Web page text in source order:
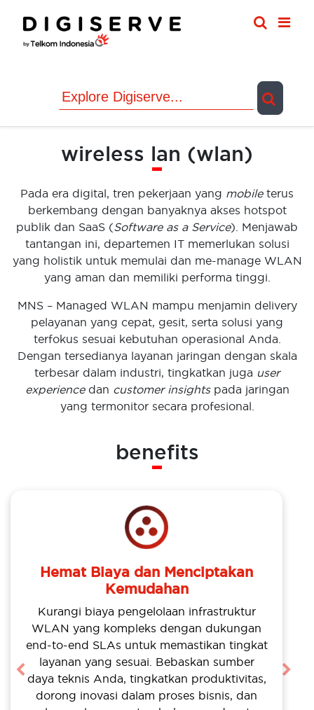
content
wireless lan (wlan)
Pada era digital, tren pekerjaan yang mobileterus
berkembang dengan banyaknya akses hotspot
publik dan SaaS (Software as a Service). Menjawab
tantangan ini, departemen IT memerlukan solusi
yang holistik untuk memulai dan me-manage WLAN
yang aman dan memiliki performa tinggi.
MNS – Managed WLAN mampu menjamin delivery
pelayanan yang cepat, gesit, serta solusi yang
terfokus sesuai kebutuhan operasional Anda.
Dengan tersedianya layanan jaringan dengan skala
terbesar dalam industri, tingkatkan juga user
experiencedan customer insightspada jaringan
yang termonitor secara profesional.
benefits
Hemat Biaya dan Menciptakan
Kemudahan
Kurangi biaya pengelolaan infrastruktur
WLAN yang kompleks dengan dukungan
end-to-end SLAs untuk memastikan tingkat
layanan yang sesuai. Bebaskan sumber
daya teknis Anda, tingkatkan produktivitas,
dorong inovasi dalam proses bisnis, dan
Previous